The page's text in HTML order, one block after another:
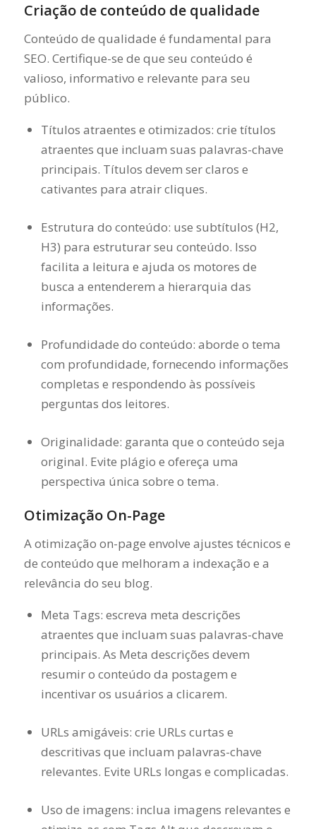
Criação de conteúdo de qualidade
Conteúdo de qualidade é fundamental para
SEO. Certifique-se de que seu conteúdo é
valioso, informativo e relevante para seu
público.
Títulos atraentes e otimizados: crie títulos
atraentes que incluam suas palavras-chave
principais. Títulos devem ser claros e
cativantes para atrair cliques.
Estrutura do conteúdo: use subtítulos (H2,
H3) para estruturar seu conteúdo. Isso
facilita a leitura e ajuda os motores de
busca a entenderem a hierarquia das
informações.
Profundidade do conteúdo: aborde o tema
com profundidade, fornecendo informações
completas e respondendo às possíveis
perguntas dos leitores.
Originalidade: garanta que o conteúdo seja
original. Evite plágio e ofereça uma
perspectiva única sobre o tema.
Otimização On-Page
A otimização on-page envolve ajustes técnicos e
de conteúdo que melhoram a indexação e a
relevância do seu blog.
Meta Tags: escreva meta descrições
atraentes que incluam suas palavras-chave
principais. As Meta descrições devem
resumir o conteúdo da postagem e
incentivar os usuários a clicarem.
URLs amigáveis: crie URLs curtas e
descritivas que incluam palavras-chave
relevantes. Evite URLs longas e complicadas.
Uso de imagens: inclua imagens relevantes e